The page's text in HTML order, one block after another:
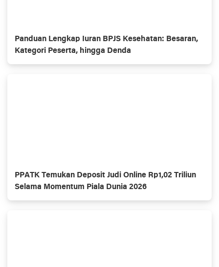
Panduan Lengkap Iuran BPJS Kesehatan: Besaran,
Kategori Peserta, hingga Denda
PPATK Temukan Deposit Judi Online Rp1,02 Triliun
Selama Momentum Piala Dunia 2026